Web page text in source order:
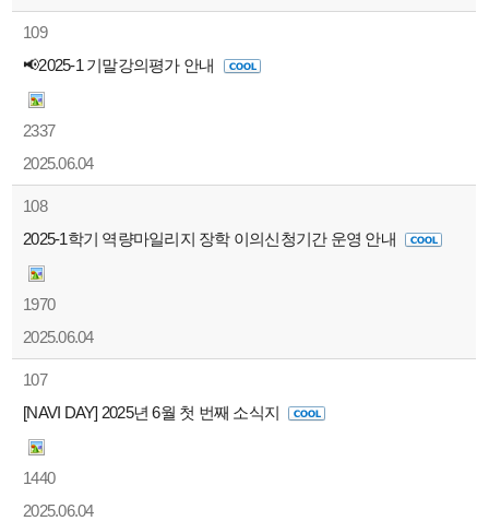
109
📢2025-1 기말강의평가 안내
2337
2025.06.04
108
2025-1학기 역량마일리지 장학 이의신청기간 운영 안내
1970
2025.06.04
107
[NAVI DAY] 2025년 6월 첫 번째 소식지
1440
2025.06.04